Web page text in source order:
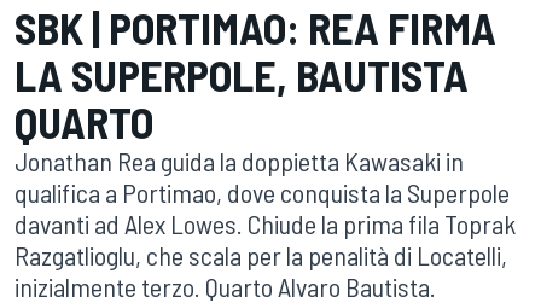
SBK | PORTIMAO: REA FIRMA
LA SUPERPOLE, BAUTISTA
QUARTO
Jonathan Rea guida la doppietta Kawasaki in
qualifica a Portimao, dove conquista la Superpole
davanti ad Alex Lowes. Chiude la prima fila Toprak
Razgatlioglu, che scala per la penalità di Locatelli,
inizialmente terzo. Quarto Alvaro Bautista.